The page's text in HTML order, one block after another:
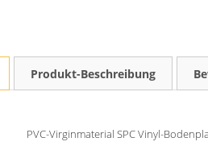
Produkt-Beschreibung
PVC-Virginmaterial SPC Vinyl-